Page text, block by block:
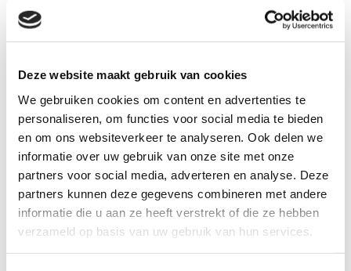
Deze website maakt gebruik van cookies
We gebruiken cookies om content en advertenties te
personaliseren, om functies voor social media te bieden
en om ons websiteverkeer te analyseren. Ook delen we
informatie over uw gebruik van onze site met onze
partners voor social media, adverteren en analyse. Deze
partners kunnen deze gegevens combineren met andere
informatie die u aan ze heeft verstrekt of die ze hebben
verzameld op basis van uw gebruik van hun services.
Vul het woord in dat u ziet in onderstaand plaatje